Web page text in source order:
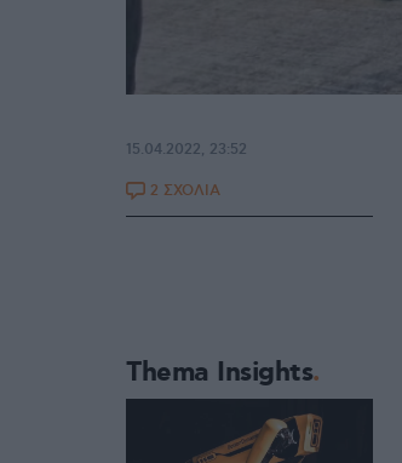
15.04.2022, 23:52
2 ΣΧΟΛΙΑ
Thema Insights